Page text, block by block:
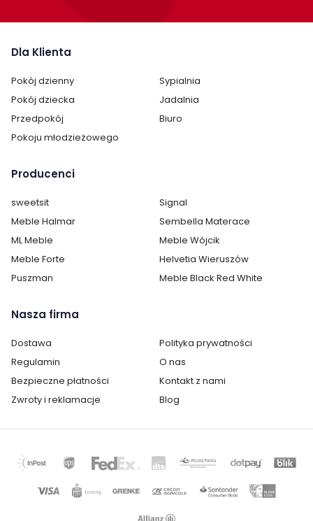
Dla Klienta
Pokój dzienny
Sypialnia
Pokój dziecka
Jadalnia
Przedpokój
Biuro
Pokoju młodzieżowego
Producenci
sweetsit
Signal
Meble Halmar
Sembella Materace
ML Meble
Meble Wójcik
Meble Forte
Helvetia Wieruszów
Puszman
Meble Black Red White
Nasza firma
Dostawa
Polityka prywatności
Regulamin
O nas
Bezpieczne płatności
Kontakt z nami
Zwroty i reklamacje
Blog